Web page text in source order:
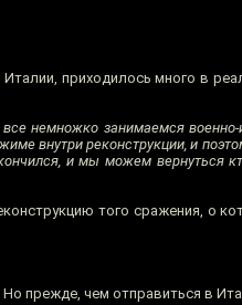
приходилось много в
немножко занимаемся военно-
внутри реконструкции, и
и мы можем вернуться
того сражения, о
прежде, чем отправиться в